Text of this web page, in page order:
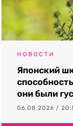
НОВОСТИ
Японский
они были
06.08.2026 /